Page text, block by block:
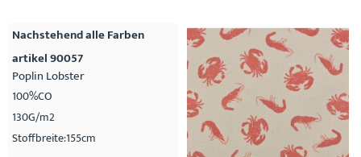
Nachstehend alle Farben
artikel 90057
Poplin Lobster
100%CO
130G/m2
Stoffbreite:155cm